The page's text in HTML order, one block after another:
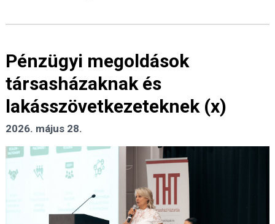
Pénzügyi megoldások
társasházaknak és
lakásszövetkezeteknek (x)
2026. május 28.